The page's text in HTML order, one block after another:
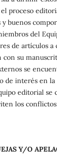
proceso
y buenos
del
de artículos
con su
se
de interés en la
editorial se
los
Y/O